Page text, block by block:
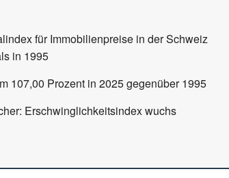
für Immobilienpreise in der Schweiz
in 1995
107,00 Prozent in 2025 gegenüber 1995
Erschwinglichkeitsindex wuchs